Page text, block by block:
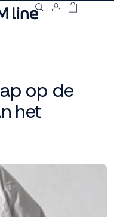
op de
het